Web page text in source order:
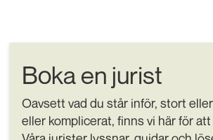
Boka en jurist
Oavsett vad du står inför, stort
eller komplicerat, finns vi här för